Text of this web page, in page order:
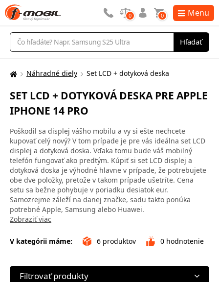
Vyhľadávanie
Hľadať
0 0 Menu
Tu
nachádzate:
Náhradné diely Set LCD + dotyková deska
SET LCD + DOTYKOVÁ DESKA PRE APPLE
IPHONE 14 PRO
Poškodil sa displej vášho mobilu a vy si ešte nechcete
kupovať celý nový? V tom prípade je pre vás ideálna set LCD
displej a dotyková doska. Vďaka tomu bude váš mobilný
telefón fungovať ako predtým. Kúpiť si set LCD displej a
dotyková doska je výhodné hlavne v prípade, že potrebujete
obe dve položky, pretože v takom prípade ušetríte. Cena
setu sa bežne pohybuje v poriadku desiatok eur.
Samozrejme záleží na danej značke, sadu takto ponúka
potrebné Apple, Samsung alebo Huawei.
Zobraziť viac
V kategórii máme: 6 produktov 0 hodnotenie
Filtrovať produkty